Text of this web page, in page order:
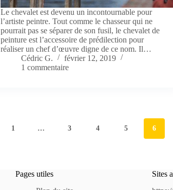
Le chevalet est devenu un incontournable pour
l’artiste peintre. Tout comme le chasseur qui ne
pourrait pas se séparer de son fusil, le chevalet de
peinture est l’accessoire de prédilection pour
réaliser un chef d’œuvre digne de ce nom. Il…
Cédric G.
février 12, 2019
1 commentaire
1 … 3 4 5 6
Pages utiles
Sites